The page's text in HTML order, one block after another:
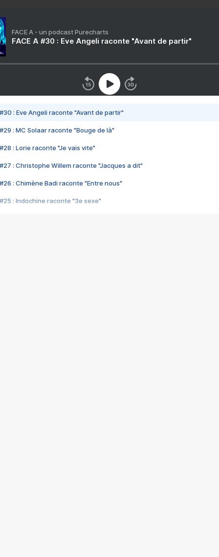
FACE A - un podcast Purecharts
FACE A #30 : Eve Angeli raconte "Avant de partir"
#30 : Eve Angeli raconte "Avant de partir"
#29 : MC Solaar raconte "Bouge de là"
#28 : Lorie raconte "Je vais vite"
#27 : Christophe Willem raconte "Jacques a dit"
#26 : Chimène Badi raconte "Entre nous"
#25 : Indochine raconte "3e sexe"